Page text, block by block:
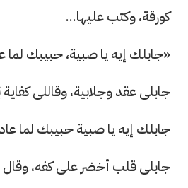
كورقة، وكتب عليها...
«جابلك إيه يا صبية، حبيبك لما
جابلى عقد وجلابية، وقاللى كفاية
جابلك إيه يا صبية حبيبك لما عاد
جابلى قلب أخضر على كفه، وقال